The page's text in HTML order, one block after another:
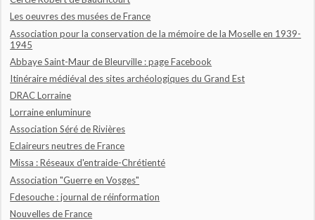
Les oeuvres des musées de France
Association pour la conservation de la mémoire de la Moselle en 1939-
1945
Abbaye Saint-Maur de Bleurville : page Facebook
Itinéraire médiéval des sites archéologiques du Grand Est
DRAC Lorraine
Lorraine enluminure
Association Séré de Rivières
Eclaireurs neutres de France
Missa : Réseaux d'entraide-Chrétienté
Association "Guerre en Vosges"
Fdesouche : journal de réinformation
Nouvelles de France